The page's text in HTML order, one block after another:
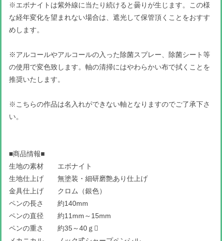
※エボナイトは紫外線に当たり続けると曇りが生じます。この様
な経年変化を望まれない場合は、遮光して保管頂くことをおすす
めします。
※アルコールやアルコールの入った除菌スプレー、除菌シート等
の使用で変色致します。軸の清掃にはやわらかい布で拭くことを
推奨いたします。
※こちらの作品は名入れができない軸となりますのでご了承下さ
い。
■商品情報■
生地の素材 エボナイト
生地仕上げ 無塗装・細研磨艶あり仕上げ
金具仕上げ クロム（銀色）
ペンの長さ 約140mm
ペンの直径 約11mm～15mm
ペンの重さ 約35～40ｇ